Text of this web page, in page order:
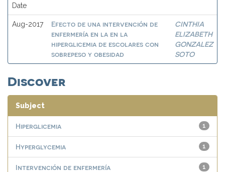
Date
Aug-2017
Efecto de una intervención de
enfermería en la en la
hiperglicemia de escolares con
sobrepeso y obesidad
CINTHIA
ELIZABETH
GONZALEZ
SOTO
Discover
Subject
1
Hiperglicemia
1
Hyperglycemia
1
Intervención de enfermería